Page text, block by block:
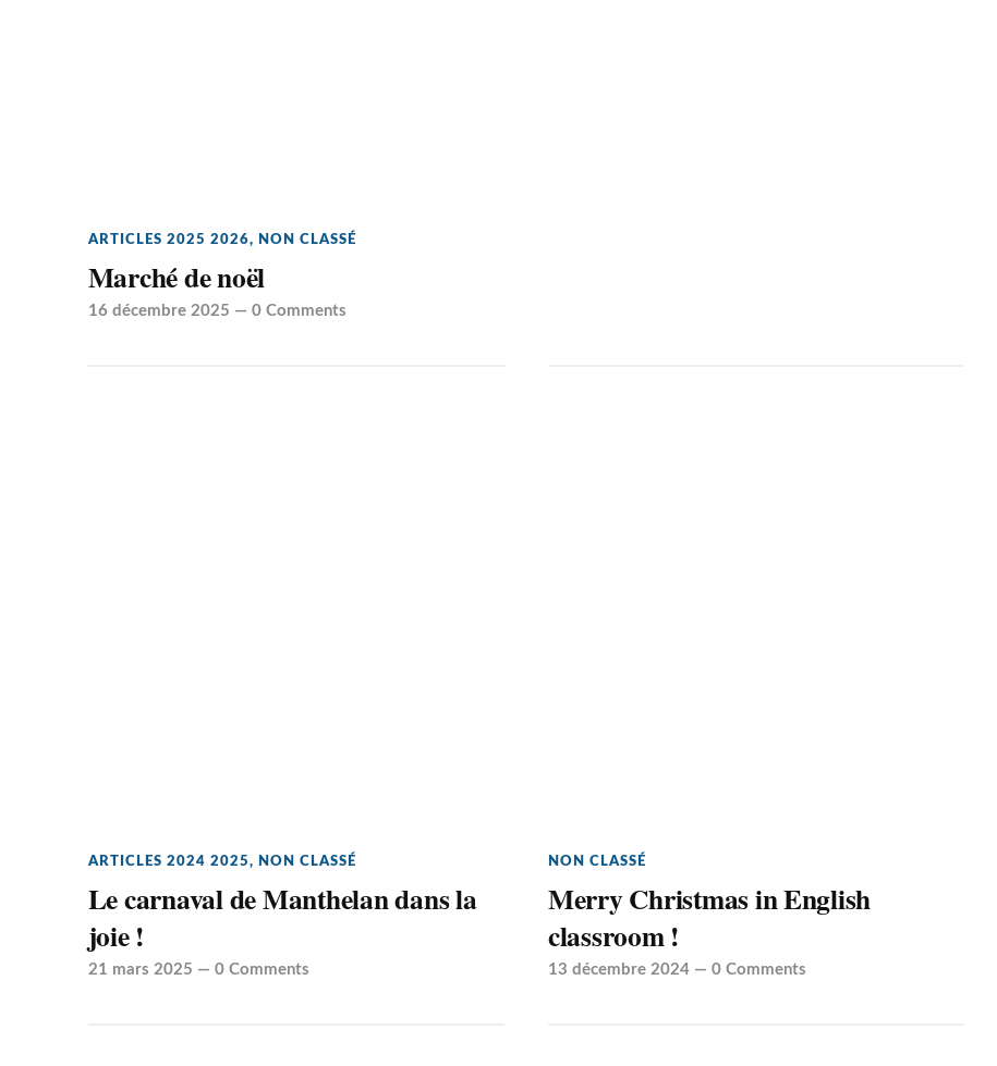
ARTICLES 2025 2026, NON CLASSÉ
Marché de noël
16 décembre 2025 — 0 Comments
ARTICLES 2024 2025, NON CLASSÉ
Le carnaval de Manthelan dans la
joie !
21 mars 2025 — 0 Comments
NON CLASSÉ
Merry Christmas in English
classroom !
13 décembre 2024— 0 Comments